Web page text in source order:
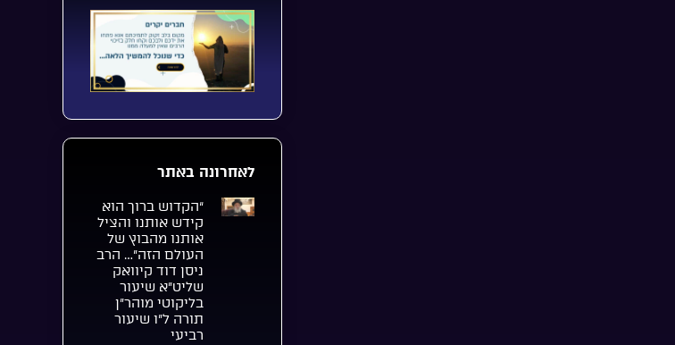
לאחרונה באתר
“הקדוש ברוך הוא
קידש אותנו והציל
אותנו מהבוץ של
העולם הזה”… הרב
ניסן דוד קיוואק
שליט”א שיעור
בליקוטי מוהר”ן
תורה ל”ו שיעור
רביעי